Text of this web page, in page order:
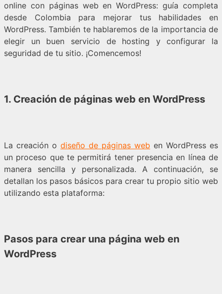
online con páginas web en WordPress: guía completa
desde Colombia para mejorar tus habilidades en
WordPress. También te hablaremos de la importancia de
elegir un buen servicio de hosting y configurar la
seguridad de tu sitio. ¡Comencemos!
1. Creación de páginas web en WordPress
La creación o diseño de páginas web en WordPress es
un proceso que te permitirá tener presencia en línea de
manera sencilla y personalizada. A continuación, se
detallan los pasos básicos para crear tu propio sitio web
utilizando esta plataforma:
Pasos para crear una página web en
WordPress